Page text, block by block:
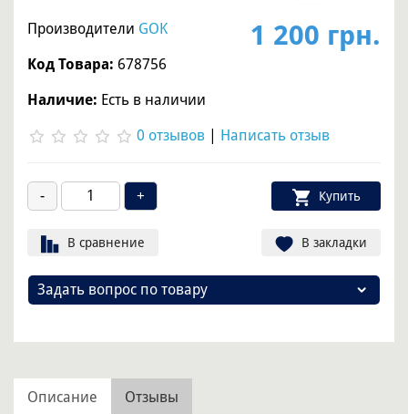
1 200 грн.
Производители GOK
Код Товара: 678756
Наличие: Есть в наличии
0 отзывов Написать отзыв
Купить
В сравнение В закладки
Задать вопрос по товару
Описание Отзывы